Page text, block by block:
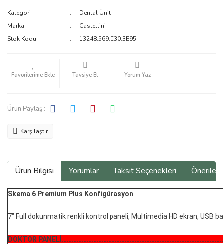
Kategori
Dental Ünit
Marka
Castellini
Stok Kodu
13248.569.C30.3E95
Tavsiye Et Yorum Yaz
Ürün Paylaş :
Karşılaştır
Ürün Bilgisi Yorumlar Taksit Seçenekleri
Skema 6 Premium Plus Konfigürasyon
7" Full dokunmatik renkli kontrol paneli, Multimedia HD ekran, USB
DOKTOR PANELİ